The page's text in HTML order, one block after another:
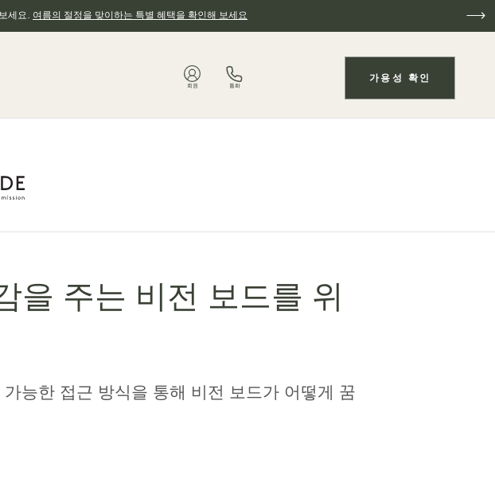
세요. 여름의 절정을 맞이하는 특별 혜택을 확인해 보세요
회원 통화
가용성 확인
을 주는 비전 보드를 위
능한 접근 방식을 통해 비전 보드가 어떻게 꿈